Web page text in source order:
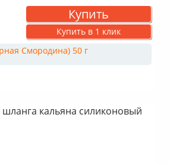
Купить
Купить в 1 клик
шланга кальяна силиконовый